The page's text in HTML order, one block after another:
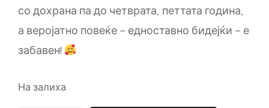
со дохрана па до четврата, петтата година,
а веројатно повеќе – едноставно бидејќи – е
забавен!
На залиха